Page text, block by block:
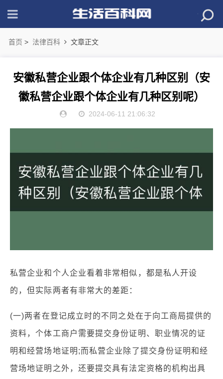
首页 > 法律百科 文章正文
安徽私营企业跟个体企业有几种区别（安
徽私营企业跟个体企业有几种区别呢）
2024-06-11 21:06:32
私营企业和个人企业看着非常相似，都是私人开设
的，但实际两者有非常大的差距：
(一)两者在登记成立时的不同之处在于向工商局提供的
资料，个体工商户需要提交身份证明、职业情况的证
明和经营场地证明;而私营企业除了提交身份证明和经
营场地证明之外，还要提交具有法定资格的机构出具